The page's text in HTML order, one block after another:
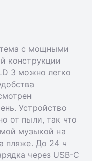
с мощными
конструкции
3 можно легко
Устройство
от пыли, так что
музыкой на
пляже. До 24 ч
через USB-C